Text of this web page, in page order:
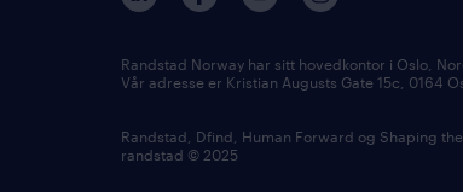
Randstad Norway har sitt hovedkontor i Oslo,
Vår adresse er Kristian Augusts Gate 15c, 0164
Randstad, Dfind, Human Forward og Shaping
randstad © 2025